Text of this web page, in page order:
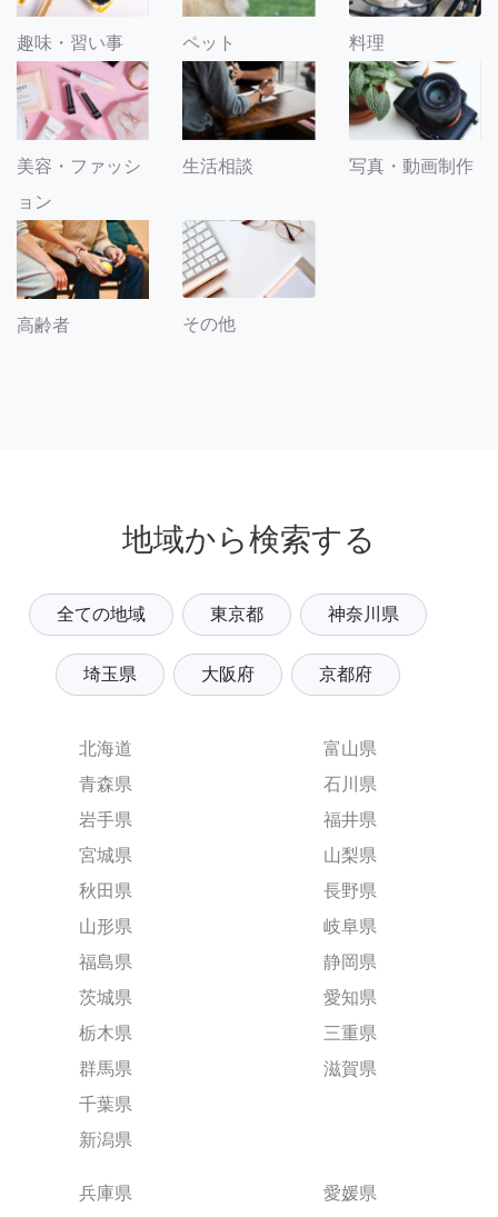
趣味・習い事 ペット 料理
美容・ファッシ
ョン
生活相談 写真・動画制作
高齢者 その他
地域から検索する
全ての地域 東京都 神奈川県
埼玉県 大阪府 京都府
北海道
青森県
岩手県
宮城県
秋田県
山形県
福島県
茨城県
栃木県
群馬県
千葉県
新潟県
富山県
石川県
福井県
山梨県
長野県
岐阜県
静岡県
愛知県
三重県
滋賀県
兵庫県
愛媛県